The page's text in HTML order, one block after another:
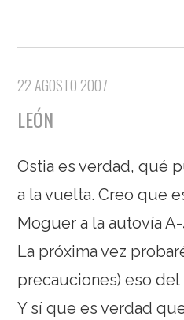
22 AGOSTO 2007
LEÓN
Ostia es verdad, qué
a la vuelta. Creo que
Moguer a la autovía
La próxima vez
precauciones) eso
Y sí que es verdad